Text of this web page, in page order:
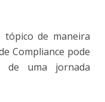
tópico de maneira
Compliance pode
de uma jornada